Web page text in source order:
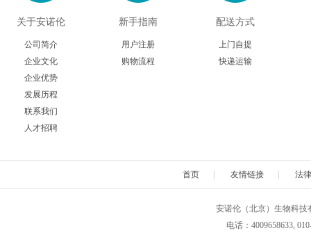
关于安诺伦
公司简介
企业文化
企业优势
发展历程
联系我们
人才招聘
新手指南
用户注册
购物流程
配送方式
上门自提
快递运输
首页 友情链接 法
安诺伦（北京）生物科技
电话：4009658633,